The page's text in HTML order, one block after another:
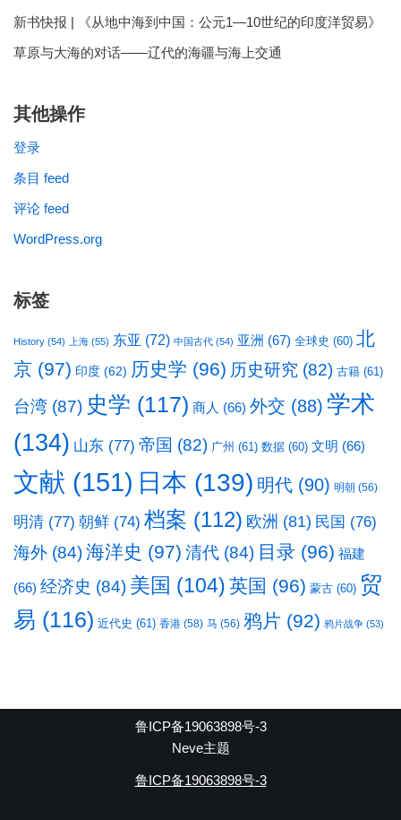
新书快报 | 《从地中海到中国：公元1—10世纪的印度洋贸易》
草原与大海的对话——辽代的海疆与海上交通
其他操作
登录
条目 feed
评论 feed
WordPress.org
标签
History (54) 上海 (55) 东亚 (72) 中国古代 (54) 亚洲 (67) 全球史 (60) 北
京 (97) 印度 (62) 历史学 (96) 历史研究 (82) 古籍 (61)
台湾 (87) 史学 (117) 商人 (66) 外交 (88) 学术
(134) 山东 (77) 帝国 (82) 广州 (61) 数据 (60) 文明 (66)
文献 (151) 日本 (139) 明代 (90) 明朝 (56)
明清 (77) 朝鲜 (74) 档案 (112) 欧洲 (81) 民国 (76)
海外 (84)海洋史 (97) 清代 (84) 目录 (96) 福建
(66) 经济史 (84) 美国 (104) 英国 (96) 蒙古 (60) 贸
易 (116) 近代史 (61) 香港 (58) 马 (56) 鸦片 (92) 鸦片战争 (53)
鲁ICP备19063898号-3
Neve主题
鲁ICP备19063898号-3